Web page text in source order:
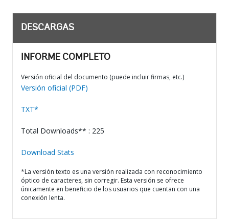
DESCARGAS
INFORME COMPLETO
Versión oficial del documento (puede incluir firmas, etc.)
Versión oficial (PDF)
TXT*
Total Downloads** : 225
Download Stats
*La versión texto es una versión realizada con reconocimiento
óptico de caracteres, sin corregir. Esta versión se ofrece
únicamente en beneficio de los usuarios que cuentan con una
conexión lenta.